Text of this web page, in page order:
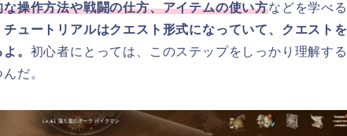
な操作方法や戦闘の仕方、アイテムの使い方などを学べる
チュートリアルはクエスト形式になっていて、クエストを
。 初心者にとっては、このステップをしっかり理解する
だ。